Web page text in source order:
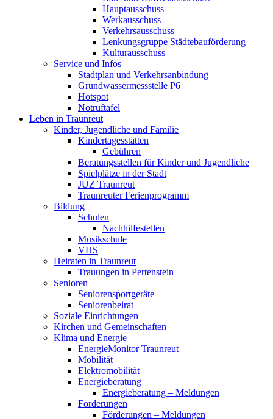
Hauptausschuss
Werkausschuss
Verkehrsausschuss
Lenkungsgruppe Städtebauförderung
Kulturausschuss
Service und Infos
Stadtplan und Verkehrsanbindung
Grundwassermessstelle P6
Hotspot
Notruftafel
Leben in Traunreut
Kinder, Jugendliche und Familie
Kindertagesstätten
Gebühren
Beratungsstellen für Kinder und Jugendliche
Spielplätze in der Stadt
JUZ Traunreut
Traunreuter Ferienprogramm
Bildung
Schulen
Nachhilfestellen
Musikschule
VHS
Heiraten in Traunreut
Trauungen in Pertenstein
Senioren
Seniorensportgeräte
Seniorenbeirat
Soziale Einrichtungen
Kirchen und Gemeinschaften
Klima und Energie
EnergieMonitor Traunreut
Mobilität
Elektromobilität
Energieberatung
Energieberatung – Meldungen
Förderungen
Förderungen – Meldungen